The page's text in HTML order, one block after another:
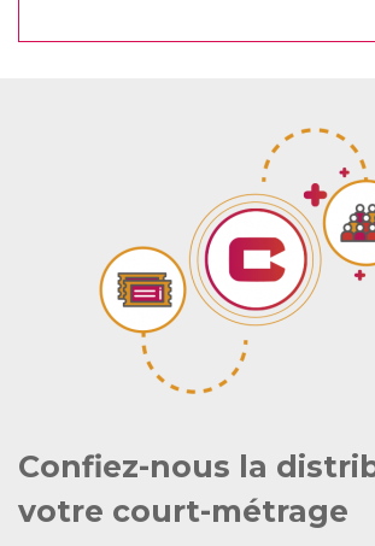
Confiez-nous la
votre court-métrage